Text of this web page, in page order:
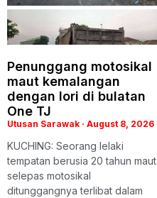
Penunggang motosikal
maut kemalangan
dengan lori di bulatan
One TJ
Utusan Sarawak August 8, 2026
KUCHING: Seorang lelaki
tempatan berusia 20 tahun maut
selepas motosikal
ditunggangnya terlibat dalam